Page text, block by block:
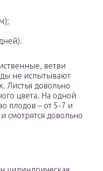
ветви
не испытывают
Листья довольно
цвета. На одной
плодов – от 5-7 и
смотрятся довольно